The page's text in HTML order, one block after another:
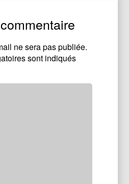
ne sera pas publiée.
sont indiqués